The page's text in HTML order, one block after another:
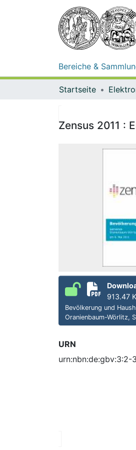
Bereiche &
Startseite
Zensus 2011 :
913.47
Bevölkerung und
Oranienbaum-Wörlitz,
URN
urn:nbn:de:gbv:3:2-